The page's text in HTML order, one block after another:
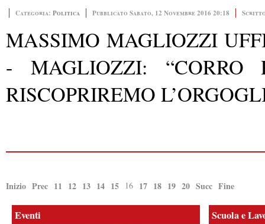
Categoria: Politica Pubblicato Sabato, 12 Novembre 2016 20:18 Scritto
MASSIMO MAGLIOZZI
-MAGLIOZZI:
RISCOPRIREMO
Inizio Prec 11 12 13 14 15 16 17 18 19 20 Succ Fine
Eventi Scuola e